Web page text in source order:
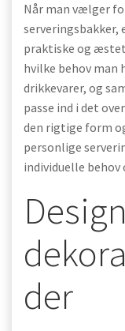
Når man vælger
serveringsbakker,
praktiske og
hvilke behov man
drikkevarer, og
passe ind i det
den rigtige form
personlige
individuelle
der